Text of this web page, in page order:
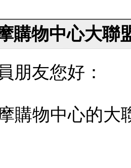
購物中心大聯
朋友您好：
購物中心的大